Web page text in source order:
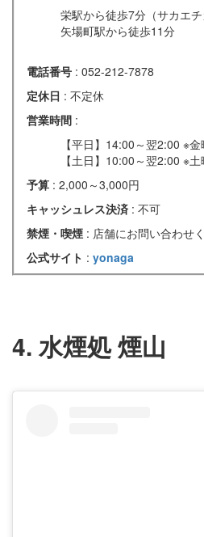
栄駅から徒歩7分（サカエチ
矢場町駅から徒歩11分
電話番号 : 052-212-7878
定休日 : 不定休
営業時間 :
【平日】14:00～翌2:00 ※
【土日】10:00～翌2:00 ※
予算 : 2,000～3,000円
キャッシュレス決済 : 不可
禁煙・喫煙 : 店舗にお問い合わせ
公式サイト : yonaga
4. 水煙処 煙山